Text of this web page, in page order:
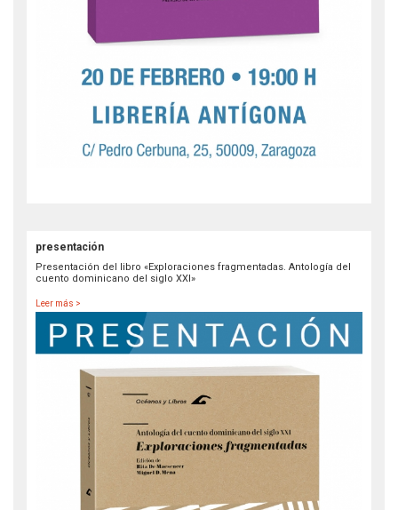
presentación
Presentación del libro «Exploraciones fragmentadas. Antología del
cuento dominicano del siglo XXI»
Leer más >